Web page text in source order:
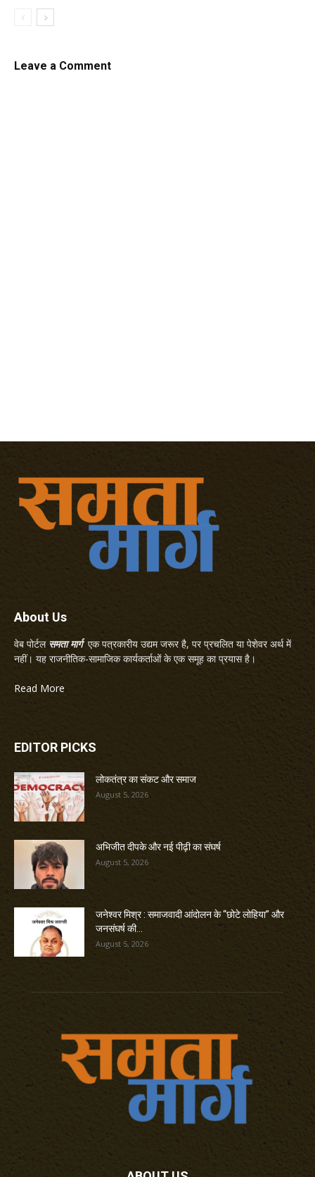
Leave a Comment
About Us
वेब पोर्टल समता मार्गएक पत्रकारीय उद्यम जरूर है, पर प्रचलित या पेशेवर अर्थ में
नहीं। यह राजनीतिक-सामाजिक कार्यकर्ताओं के एक समूह का प्रयास है।
Read More
EDITOR PICKS
लोकतंत्र का संकट और समाज
August 5, 2026
अभिजीत दीपके और नई पीढ़ी का संघर्ष
August 5, 2026
जनेश्वर मिश्र : समाजवादी आंदोलन के “छोटे लोहिया” और
जनसंघर्ष की...
August 5, 2026